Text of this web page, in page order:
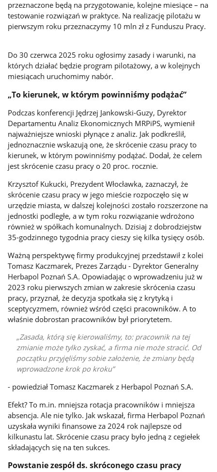
przeznaczone będą na przygotowanie, kolejne miesiące – na
testowanie rozwiązań w praktyce. Na realizację pilotażu w
pierwszym roku przeznaczymy 10 mln zł z Funduszu Pracy.
Do 30 czerwca 2025 roku ogłosimy zasady i warunki, na
których działać będzie program pilotażowy, a w kolejnych
miesiącach uruchomimy nabór.
„To kierunek, w którym powinniśmy podążać”
Podczas konferencji Jędrzej Jankowski-Guzy, Dyrektor
Departamentu Analiz Ekonomicznych MRPiPS, wymienił
najważniejsze wnioski płynące z analiz. Jak podkreślił,
jednoznacznie wskazują one, że skrócenie czasu pracy to
kierunek, w którym powinniśmy podążać. Dodał, że celem
jest skrócenie czasu pracy o 20 proc. rocznie.
Krzysztof Kukucki, Prezydent Włocławka, zaznaczył, że
skrócenie czasu pracy w jego mieście rozpoczęło się w
urzędzie miasta, w dalszej kolejności zostało rozszerzone na
jednostki podległe, a w tym roku rozwiązanie wdrożono
również w spółkach komunalnych. Dzisiaj z dobrodziejstw
35-godzinnego tygodnia pracy cieszy się kilka tysięcy osób.
Ważną perspektywę firmy produkcyjnej przedstawił z kolei
Tomasz Kaczmarek, Prezes Zarządu - Dyrektor Generalny
Herbapol Poznań S.A. Opowiadając o wprowadzeniu już w
2023 roku pierwszych zmian w zakresie skrócenia czasu
pracy, przyznał, że decyzja spotkała się z krytyką i
sceptycyzmem, również wśród części pracowników. A to
właśnie dobrostan pracowników był priorytetem.
Zasada, którą się kierowaliśmy, to: pracownik na tej
zmianie może tylko zyskać, a firma nie może stracić. Od
początku przyjęliśmy sobie założenie, że zmiany będą
wprowadzone krok po kroku
- powiedział Tomasz Kaczmarek z Herbapol Poznań S.A.
Efekt? To m.in. mniejsza rotacja pracowników i mniejsza
absencja. Ale nie tylko. Jak wskazał, firma Herbapol Poznań
uzyskała wyniki finansowe za 2024 rok najlepsze od
kilkunastu lat. Skrócenie czasu pracy było jedną z cegiełek
składających się na ten sukces.
Powstanie zespół ds. skróconego czasu pracy